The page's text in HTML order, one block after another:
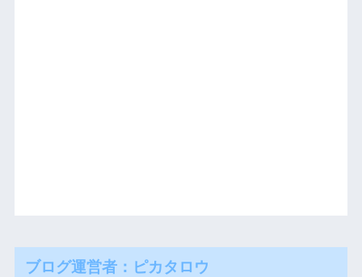
ブログ運営者：ピカタロウ